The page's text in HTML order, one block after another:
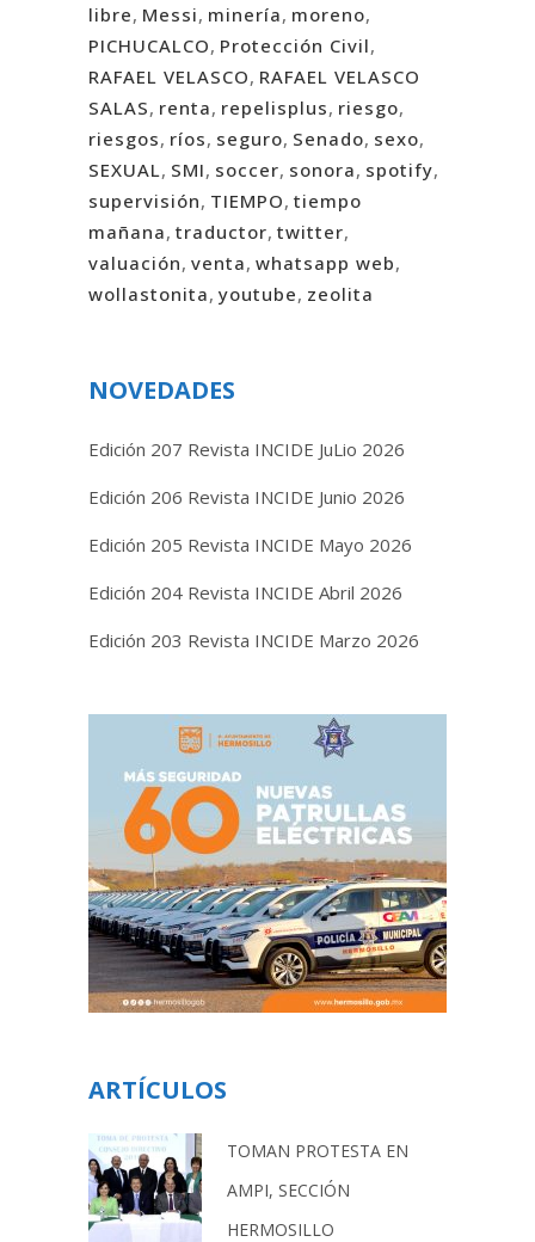
libre, Messi, minería, moreno,
PICHUCALCO, Protección Civil,
RAFAEL VELASCO, RAFAEL VELASCO
SALAS, renta, repelisplus, riesgo,
riesgos, ríos, seguro, Senado, sexo,
SEXUAL, SMI, soccer, sonora, spotify,
supervisión, TIEMPO, tiempo
mañana, traductor, twitter,
valuación, venta, whatsapp web,
wollastonita, youtube, zeolita
NOVEDADES
Edición 207 Revista INCIDE JuLio 2026
Edición 206 Revista INCIDE Junio 2026
Edición 205 Revista INCIDE Mayo 2026
Edición 204 Revista INCIDE Abril 2026
Edición 203 Revista INCIDE Marzo 2026
ARTÍCULOS
TOMAN PROTESTA EN
AMPI, SECCIÓN
HERMOSILLO